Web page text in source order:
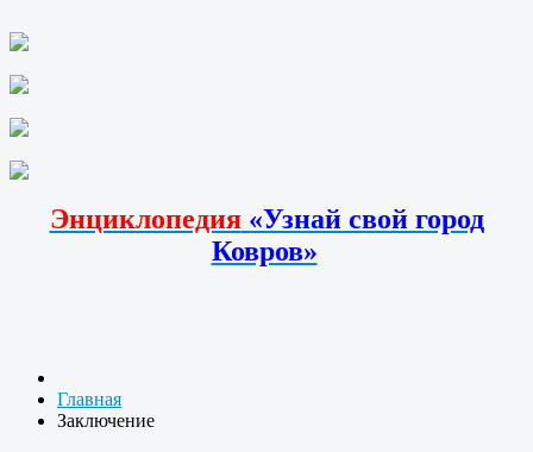
Энциклопедия«Узнай свой город
Ковров»
Главная
Заключение